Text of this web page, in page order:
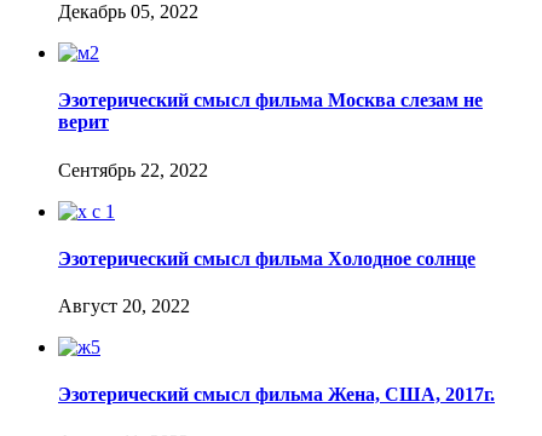
Декабрь 05, 2022
Эзотерический смысл фильма Москва слезам не
верит
Сентябрь 22, 2022
Эзотерический смысл фильма Холодное солнце
Август 20, 2022
Эзотерический смысл фильма Жена, США, 2017г.